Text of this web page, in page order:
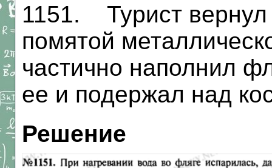
1151. Турист
помятой
частично наполнил
ее и подержал над
Решение